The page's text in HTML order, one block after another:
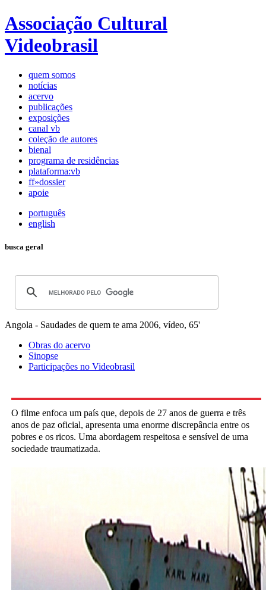
Associação Cultural
Videobrasil
quem somos
notícias
acervo
publicações
exposições
canal vb
coleção de autores
bienal
programa de residências
plataforma:vb
ff»dossier
apoie
português
english
busca geral
Angola - Saudades de quem te ama 2006, vídeo, 65'
Obras do acervo
Sinopse
Participações no Videobrasil
O filme enfoca um país que, depois de 27 anos de guerra e três
anos de paz oficial, apresenta uma enorme discrepância entre os
pobres e os ricos. Uma abordagem respeitosa e sensível de uma
sociedade traumatizada.